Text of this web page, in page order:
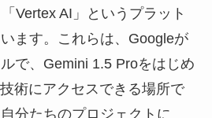
Vertex AI」というプラット
ます。これらは、Googleが
で、Gemini 1.5 Proをはじめ
術にアクセスできる場所で
分たちのプロジェクトに